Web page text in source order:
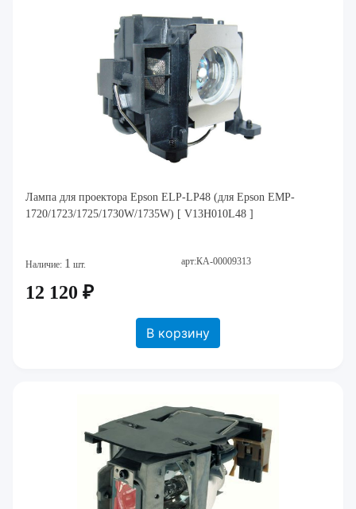
Лампа для проектора Epson ELP-LP48 (для Epson EMP-
1720/1723/1725/1730W/1735W) [ V13H010L48 ]
Наличие: 1 шт. арт:КА-00009313
12 120 ₽
В корзину